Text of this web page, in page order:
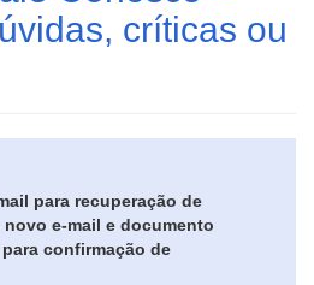
críticas ou
para recuperação de
e-mail e documento
confirmação de